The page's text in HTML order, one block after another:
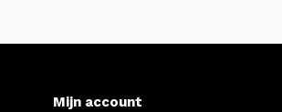
Mijn account